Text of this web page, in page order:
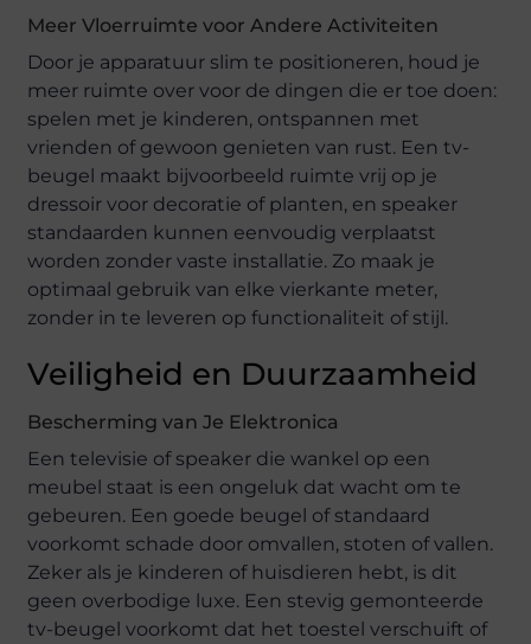
Meer Vloerruimte voor Andere Activiteiten
Door je apparatuur slim te positioneren, houd je
meer ruimte over voor de dingen die er toe doen:
spelen met je kinderen, ontspannen met
vrienden of gewoon genieten van rust. Een tv-
beugel maakt bijvoorbeeld ruimte vrij op je
dressoir voor decoratie of planten, en speaker
standaarden kunnen eenvoudig verplaatst
worden zonder vaste installatie. Zo maak je
optimaal gebruik van elke vierkante meter,
zonder in te leveren op functionaliteit of stijl.
Veiligheid en Duurzaamheid
Bescherming van Je Elektronica
Een televisie of speaker die wankel op een
meubel staat is een ongeluk dat wacht om te
gebeuren. Een goede beugel of standaard
voorkomt schade door omvallen, stoten of vallen.
Zeker als je kinderen of huisdieren hebt, is dit
geen overbodige luxe. Een stevig gemonteerde
tv-beugel voorkomt dat het toestel verschuift of